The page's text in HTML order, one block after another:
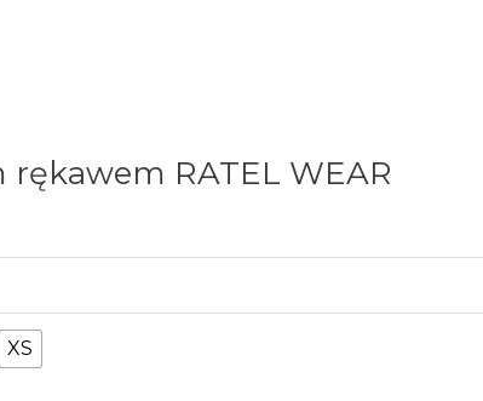
rękawem RATEL WEAR
XS